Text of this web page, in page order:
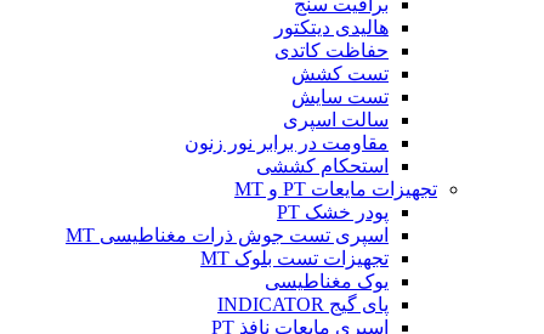
هالیدی دیتکتور
حفاظت کاتدی
تست کشش
تست سایش
سالت اسپری
مقاومت در برابر نور زنون
استحکام کششی
تجهیزات مایعات PT و MT
پودر خشک PT
اسپری تست جوش ذرات مغناطیسی MT
تجهیزات تست بلوک MT
یوک مغناطیسی
پای گیج INDICATOR
اسپری مایعات نافذ PT